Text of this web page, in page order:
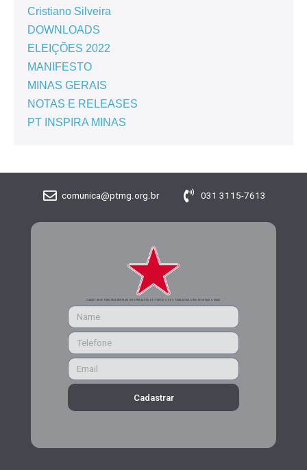
Cristiano Silveira
DOWNLOADS
ELEIÇÕES 2022
MANIFESTO
MINAS GERAIS
NOTAS E RELEASES
PT INSPIRA MINAS
comunica@ptmg.org.br 031 3115-7613
CADASTRE-SE PARA RECEBER MAIS INFORMAÇÕES DO PARTIDO DOS TRABALHADORES DE MINAS GERAIS
Cadastrar